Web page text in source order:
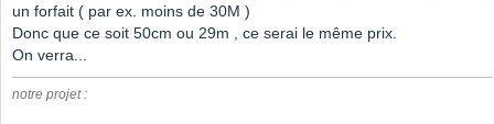
un forfait ( par ex. moins de 30M )
Donc que ce soit 50cm ou 29m , ce serai le même prix.
On verra...
notre projet :